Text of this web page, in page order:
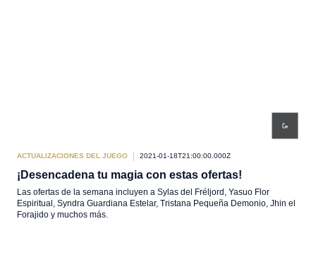
ACTUALIZACIONES DEL JUEGO 2021-01-18T21:00:00.000Z
¡Desencadena tu magia con estas ofertas!
Las ofertas de la semana incluyen a Sylas del Fréljord, Yasuo Flor
Espiritual, Syndra Guardiana Estelar, Tristana Pequeña Demonio, Jhin el
Forajido y muchos más.